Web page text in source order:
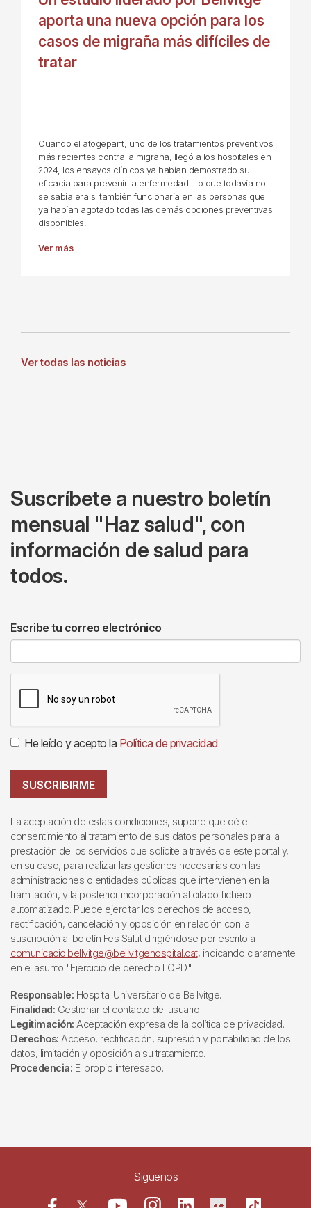
aporta una nueva opción para los
casos de migraña más difíciles de
tratar
Cuando el atogepant, uno de los tratamientos preventivos
más recientes contra la migraña, llegó a los hospitales en
2024, los ensayos clínicos ya habían demostrado su
eficacia para prevenir la enfermedad. Lo que todavía no
se sabía era si también funcionaría en las personas que
ya habían agotado todas las demás opciones preventivas
disponibles.
Ver más
Ver todas las noticias
Suscríbete a nuestro boletín
mensual "Haz salud", con
información de salud para
todos.
Escribe tu correo electrónico
He leído y acepto la Política de privacidad
SUSCRIBIRME
La aceptación de estas condiciones, supone que dé el
consentimiento al tratamiento de sus datos personales para la
prestación de los servicios que solicite a través de este portal y,
en su caso, para realizar las gestiones necesarias con las
administraciones o entidades públicas que intervienen en la
tramitación, y la posterior incorporación al citado fichero
automatizado. Puede ejercitar los derechos de acceso,
rectificación, cancelación y oposición en relación con la
suscripción al boletín Fes Salut dirigiéndose por escrito a
comunicacio.bellvitge@bellvitgehospital.cat, indicando claramente
en el asunto "Ejercicio de derecho LOPD".
Responsable: Hospital Universitario de Bellvitge.
Finalidad: Gestionar el contacto del usuario
Legitimación: Aceptación expresa de la política de privacidad.
Derechos: Acceso, rectificación, supresión y portabilidad de los
datos, limitación y oposición a su tratamiento.
Procedencia: El propio interesado.
Siguenos